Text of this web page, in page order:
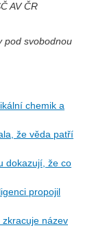
AV ČR
pod svobodnou
chemik a
že věda patří
dokazují, že co
propojil
název